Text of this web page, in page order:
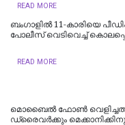
READ MORE
ബംഗാളിൽ 11-കാരിയെ
പോലീസ് വെടിവെച്ച്
READ MORE
മൊബൈൽ ഫോൺ
ഡ്രൈവർക്കും